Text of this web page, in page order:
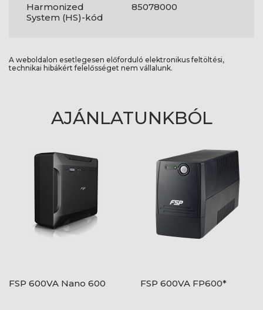
Harmonized
System (HS)-kód
85078000
A weboldalon esetlegesen előforduló elektronikus feltöltési,
technikai hibákért felelősséget nem vállalunk.
AJÁNLATUNKBÓL
FSP 600VA Nano 600 FSP 600VA FP600*